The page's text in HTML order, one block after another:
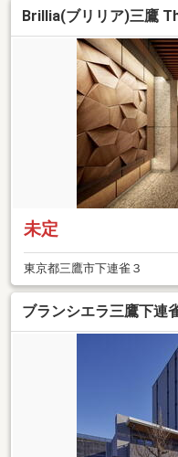
Brillia(ブリリア)三鷹
未定
東京都三鷹市下連雀３
ブランシエラ三鷹下